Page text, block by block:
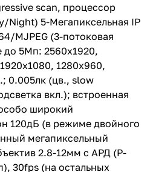
scan, процессор
5-Мегапиксельная IP
MJPEG (3-потоковая
до 5Мп: 2560x1920,
1280x960,
0.005лк (цв., slow
вкл.); встроенная
широкий
120дБ (в режиме двойного
мегапиксельный
2.8-12мм с АРД (P-
30fps (на остальных